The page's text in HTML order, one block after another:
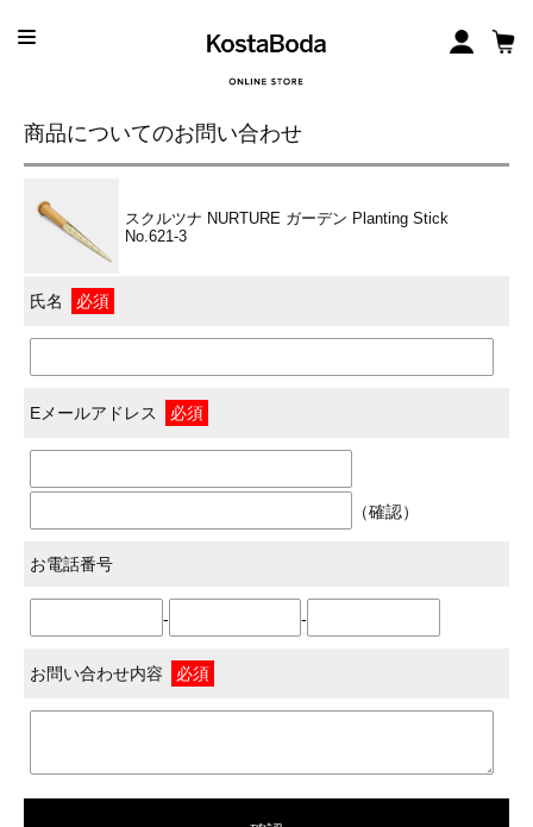
商品についてのお問い合わせ
スクルツナ NURTURE ガーデン Planting Stick
No.621-3
氏名 必須
Eメールアドレス 必須
（確認）
お電話番号
- -
お問い合わせ内容 必須